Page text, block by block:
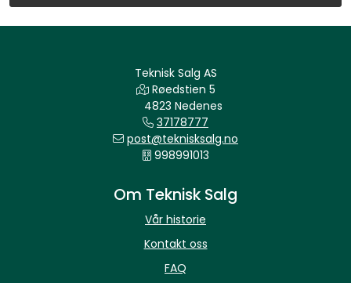
Teknisk Salg AS
Røedstien 5
4823 Nedenes
37178777
post@teknisksalg.no
998991013
Om Teknisk Salg
Vår historie
Kontakt oss
FAQ